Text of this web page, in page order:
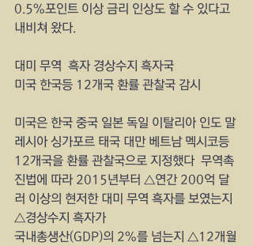
0.5%포인트 이상 금리 인상도 할 수 있다고
내비쳐 왔다.
대미 무역  흑자 경상수지 흑자국
미국 한국등 12개국 환률 관찰국 감시
미국은 한국 중국 일본 독일 이탈리아 인도 말
레시아 싱가포르 태국 대만 베트남 멕시코등
12개국을 환률 관찰국으로 지정했다  무역촉
진법에 따라 2015년부터 △연간 200억 달
러 이상의 현저한 대미 무역 흑자를 보였는지
△경상수지 흑자가
국내총생산(GDP)의 2%를 넘는지 △12개월